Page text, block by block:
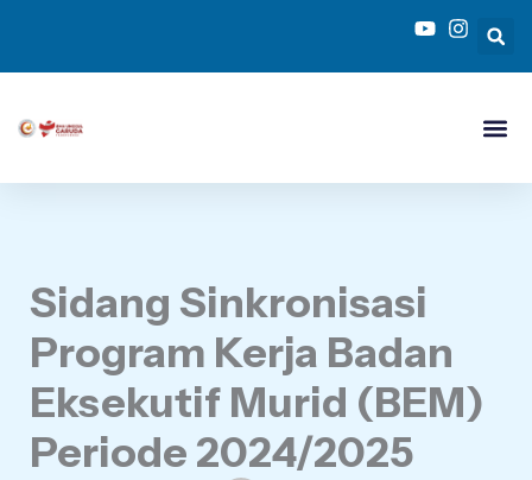
Sidang Sinkronisasi
Program Kerja Badan
Eksekutif Murid (BEM)
Periode 2024/2025